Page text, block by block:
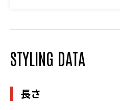
STYLING DATA
長さ